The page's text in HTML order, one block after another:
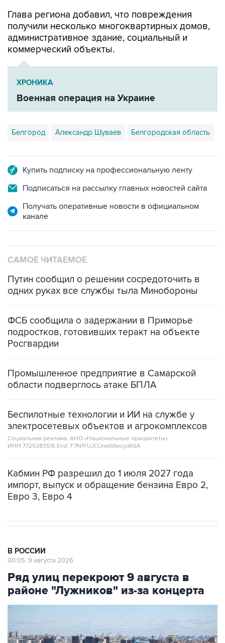
Глава региона добавил, что повреждения
получили несколько многоквартирных домов,
административное здание, социальный и
коммерческий объекты.
ХРОНИКА
Военная операция на Украине
Белгород Александр Шуваев Белгородская область
Купить подписку на профессиональную ленту
Подписаться на рассылку главных новостей сайта
Получать оперативные новости в официальном
канале
САМОЕ ЧИТАЕМОЕ
Путин сообщил о решении сосредоточить в
одних руках все службы тыла Минобороны
ФСБ сообщила о задержании в Приморье
подростков, готовивших теракт на объекте
Росгвардии
Промышленное предприятие в Самарской
области подверглось атаке БПЛА
Беспилотные технологии и ИИ на службе у
электросетевых объектов и агрокомплексов
Социальная реклама, АНО «Национальные приоритеты».
ИНН 7725383515 Erid: F7NfYUJCUneVdwcydK6A
Кабмин РФ разрешил до 1 июля 2027 года
импорт, выпуск и обращение бензина Евро 2,
Евро 3, Евро 4
В РОССИИ
00:05, 9 августа 2026
Ряд улиц перекроют 9 августа в
районе "Лужников" из-за концерта